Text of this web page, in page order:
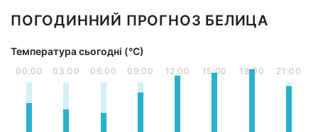
ПОГОДИННИЙ ПРОГНОЗ БЕЛИЦА
Температура сьогодні (°С)
00:00 03:00 06:00 09:00 12:00 15:00 18:00 21:00